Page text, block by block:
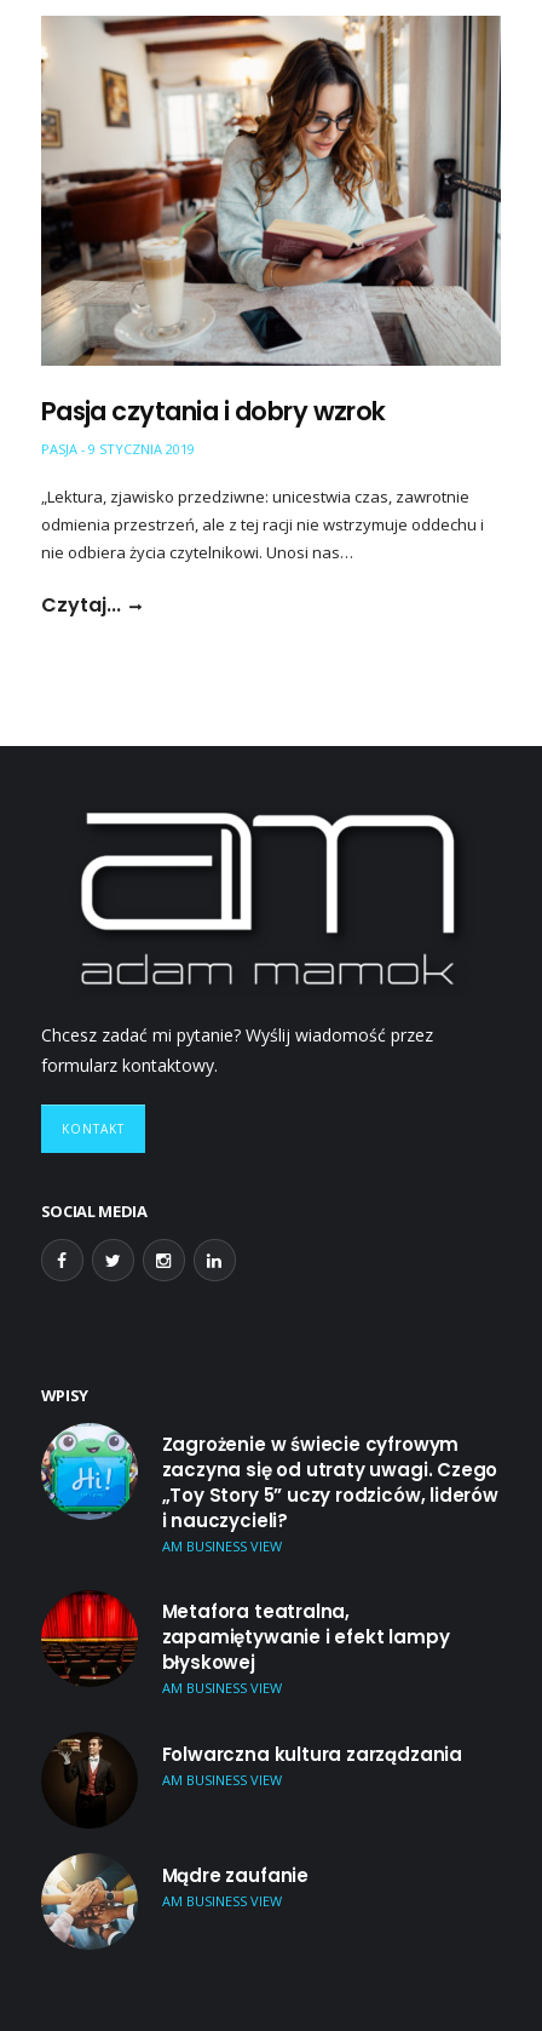
Pasja czytania i dobry wzrok
PASJA - 9 STYCZNIA 2019
„Lektura, zjawisko przedziwne: unicestwia czas, zawrotnie
odmienia przestrzeń, ale z tej racji nie wstrzymuje oddechu i
nie odbiera życia czytelnikowi. Unosi nas…
Czytaj...
Chcesz zadać mi pytanie? Wyślij wiadomość przez
formularz kontaktowy.
KONTAKT
SOCIAL MEDIA
WPISY
Zagrożenie w świecie cyfrowym
zaczyna się od utraty uwagi. Czego
„Toy Story 5” uczy rodziców, liderów
i nauczycieli?
AM BUSINESS VIEW
Metafora teatralna,
zapamiętywanie i efekt lampy
błyskowej
AM BUSINESS VIEW
Folwarczna kultura zarządzania
AM BUSINESS VIEW
Mądre zaufanie
AM BUSINESS VIEW